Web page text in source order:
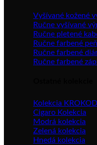
Vyšívané kožené
Ručne vyšívané
Ručne pletené
Ručne farbené
Ručne farbené
Ručne farbené
Kolekcia
Cigaro Kolekcia
Modrá kolekcia
Zelená kolekcia
Hnedá kolekcia